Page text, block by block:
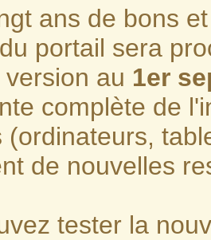
ans de bons
portail sera
au 1er
complète de
(ordinateurs,
de nouvelles
tester la